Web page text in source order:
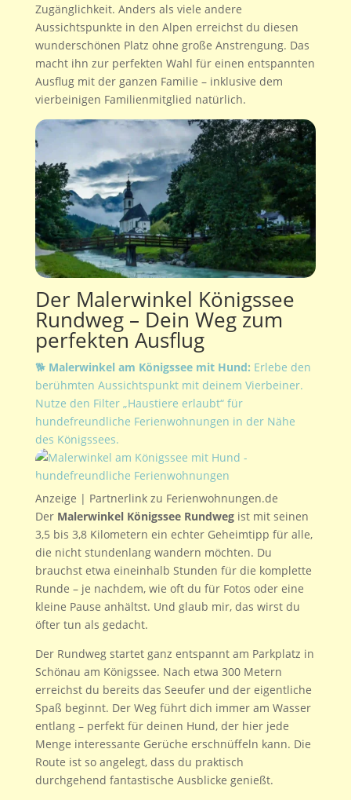
Zugänglichkeit. Anders als viele andere
Aussichtspunkte in den Alpen erreichst du diesen
wunderschönen Platz ohne große Anstrengung. Das
macht ihn zur perfekten Wahl für einen entspannten
Ausflug mit der ganzen Familie – inklusive dem
vierbeinigen Familienmitglied natürlich.
Der Malerwinkel Königssee
Rundweg – Dein Weg zum
perfekten Ausflug
🐕 Malerwinkel am Königssee mit Hund: Erlebe den
berühmten Aussichtspunkt mit deinem Vierbeiner.
Nutze den Filter „Haustiere erlaubt“ für
hundefreundliche Ferienwohnungen in der Nähe
des Königssees.
Anzeige | Partnerlink zu Ferienwohnungen.de
Der Malerwinkel Königssee Rundwegist mit seinen
3,5 bis 3,8 Kilometern ein echter Geheimtipp für alle,
die nicht stundenlang wandern möchten. Du
brauchst etwa eineinhalb Stunden für die komplette
Runde – je nachdem, wie oft du für Fotos oder eine
kleine Pause anhältst. Und glaub mir, das wirst du
öfter tun als gedacht.
Der Rundweg startet ganz entspannt am Parkplatz in
Schönau am Königssee. Nach etwa 300 Metern
erreichst du bereits das Seeufer und der eigentliche
Spaß beginnt. Der Weg führt dich immer am Wasser
entlang – perfekt für deinen Hund, der hier jede
Menge interessante Gerüche erschnüffeln kann. Die
Route ist so angelegt, dass du praktisch
durchgehend fantastische Ausblicke genießt.